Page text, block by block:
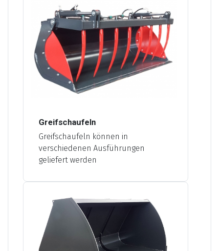
Greifschaufeln
Greifschaufeln können in
verschiedenen Ausführungen
geliefert werden